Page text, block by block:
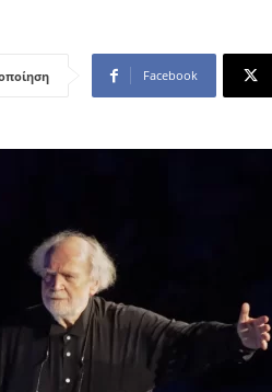
Facebook